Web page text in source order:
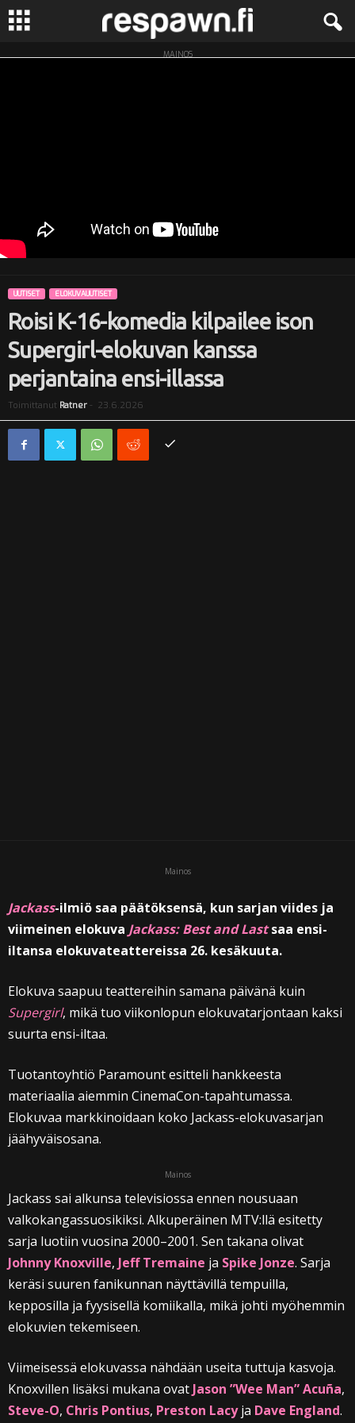
R
w
MAINOS
UUTISET ELOKUVAUUTISET
Roisi K-16-komedia kilpailee ison
Supergirl-elokuvan kanssa
perjantaina ensi-illassa
Toimittanut Ratner - 23.6.2026
Mainos
Jackass-ilmiö saa päätöksensä, kun sarjan viides ja
viimeinen elokuva Jackass: Best and Lastsaa ensi-
iltansa elokuvateattereissa 26. kesäkuuta.
Elokuva saapuu teattereihin samana päivänä kuin
Supergirl, mikä tuo viikonlopun elokuvatarjontaan kaksi
suurta ensi-iltaa.
Tuotantoyhtiö Paramount esitteli hankkeesta
materiaalia aiemmin CinemaCon-tapahtumassa.
Elokuvaa markkinoidaan koko Jackass-elokuvasarjan
jäähyväisosana.
Mainos
Jackass sai alkunsa televisiossa ennen nousuaan
valkokangassuosikiksi. Alkuperäinen MTV:llä esitetty
sarja luotiin vuosina 2000–2001. Sen takana olivat
Johnny Knoxville, Jeff Tremaine ja Spike Jonze. Sarja
keräsi suuren fanikunnan näyttävillä tempuilla,
kepposilla ja fyysisellä komiikalla, mikä johti myöhemmin
elokuvien tekemiseen.
Viimeisessä elokuvassa nähdään useita tuttuja kasvoja.
Knoxvillen lisäksi mukana ovat Jason ”Wee Man” Acuña,
Steve-O, Chris Pontius, Preston Lacyja Dave England.